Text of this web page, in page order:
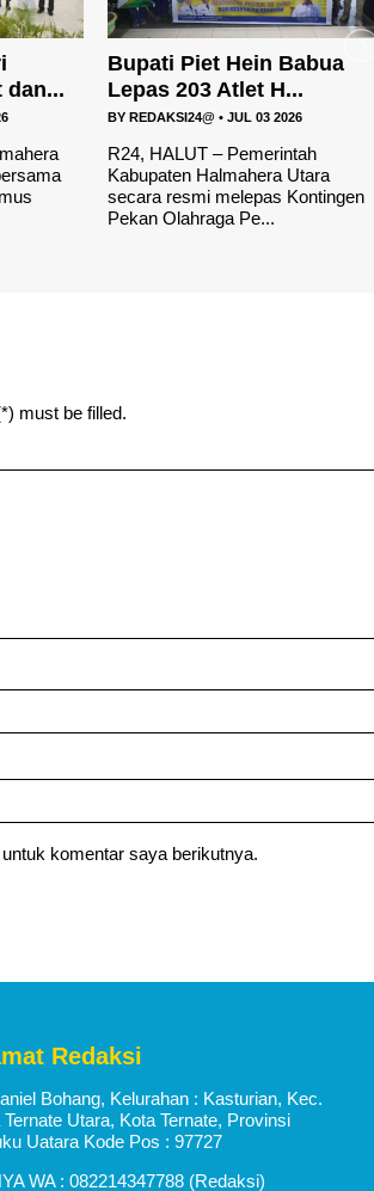
Pemkab Halmahera Utara
Gandeng UGM, Unkh...
BYREDAKSI24@ •JUL 03 2026
R24, HALUT– Pemerintah
Kabupaten Halmahera Utara
kembali berkolaborasi dengan tiga
perguruan tingg...
must be filled.
komentar saya berikutnya.
Redaksi
Bohang, Kelurahan : Kasturian, Kec.
Ternate Utara, Kota Ternate, Provinsi
Uatara Kode Pos : 97727
WA : 082214347788 (Redaksi)